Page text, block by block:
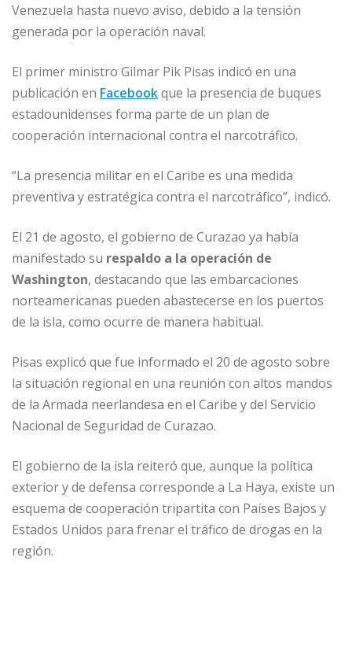
Venezuela hasta nuevo aviso, debido a la tensión
generada por la operación naval.
El primer ministro Gilmar Pik Pisas indicó en una
publicación en Facebookque la presencia de buques
estadounidenses forma parte de un plan de
cooperación internacional contra el narcotráfico.
“La presencia militar en el Caribe es una medida
preventiva y estratégica contra el narcotráfico”, indicó.
El 21 de agosto, el gobierno de Curazao ya había
manifestado su respaldo a la operación de
Washington, destacando que las embarcaciones
norteamericanas pueden abastecerse en los puertos
de la isla, como ocurre de manera habitual.
Pisas explicó que fue informado el 20 de agosto sobre
la situación regional en una reunión con altos mandos
de la Armada neerlandesa en el Caribe y del Servicio
Nacional de Seguridad de Curazao.
El gobierno de la isla reiteró que, aunque la política
exterior y de defensa corresponde a La Haya, existe un
esquema de cooperación tripartita con Países Bajos y
Estados Unidos para frenar el tráfico de drogas en la
región.